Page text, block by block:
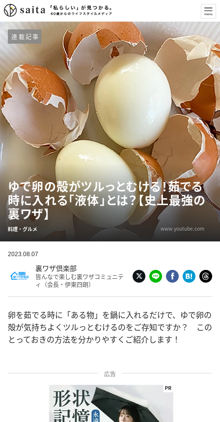
連載記事
ゆで卵の殻がツルっとむける！茹でる
時に入れる「液体」とは？【史上最強の
裏ワザ】
料理・グルメ www.youtube.com
2023.08.07
裏ワザ倶楽部
皆んなで楽しむ裏ワザコミュニテ
ィ（会長・伊東四朗）
卵を茹でる時に「ある物」を鍋に入れるだけで、ゆで卵の
殻が気持ちよくツルっとむけるのをご存知ですか？ この
とっておきの方法を分かりやすくご紹介します！
広告